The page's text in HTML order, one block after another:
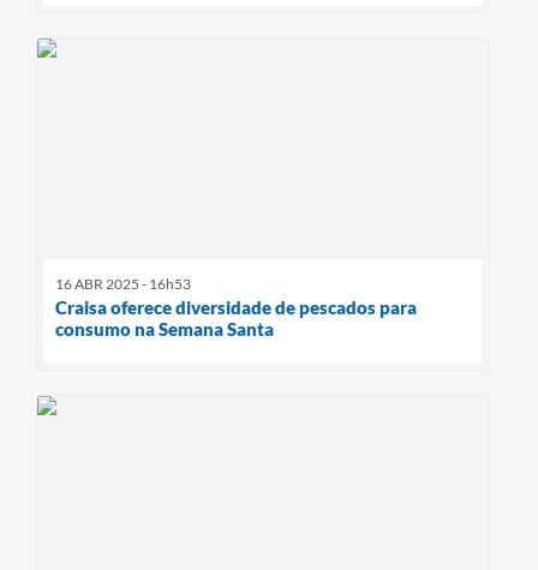
16 ABR 2025 - 16h53
Craisa oferece diversidade de pescados para
consumo na Semana Santa